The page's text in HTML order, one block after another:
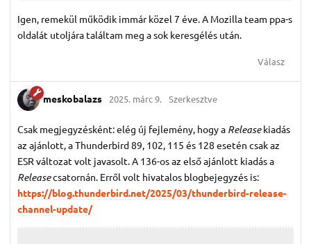
Igen, remekül működik immár közel 7 éve. A Mozilla team ppa-s
oldalát utoljára találtam meg a sok keresgélés után.
Válasz
meskobalazs 2025. márc 9. Szerkesztve
Csak megjegyzésként: elég új fejlemény, hogy a Releasekiadás
az ajánlott, a Thunderbird 89, 102, 115 és 128 esetén csak az
ESR változat volt javasolt. A 136-os az első ajánlott kiadás a
Releasecsatornán. Erről volt hivatalos blogbejegyzés is:
https://blog.thunderbird.net/2025/03/thunderbird-release-
channel-update/